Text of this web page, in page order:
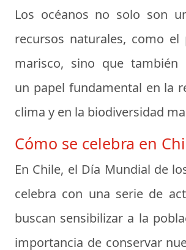
Los océanos no solo son
recursos naturales, como el
marisco, sino que también
un papel fundamental en la
clima y en la biodiversidad
Cómo se celebra en
En Chile, el Día Mundial de
celebra con una serie de
buscan sensibilizar a la
importancia de conservar